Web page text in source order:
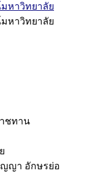
หาวิทยาลัย
หาวิทยาลัย
ชทาน
ญา อักษรย่อ